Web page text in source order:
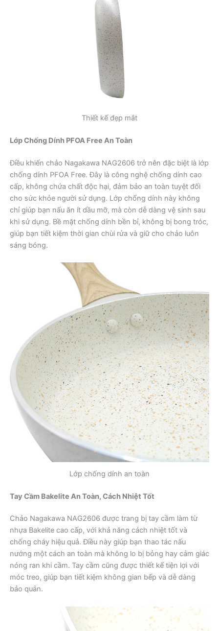
Thiết kế đẹp mắt
Lớp Chống Dính PFOA Free An Toàn
Điều khiến chảo Nagakawa NAG2606 trở nên đặc biệt là lớp
chống dính PFOA Free. Đây là công nghệ chống dính cao
cấp, không chứa chất độc hại, đảm bảo an toàn tuyệt đối
cho sức khỏe người sử dụng. Lớp chống dính này không
chỉ giúp bạn nấu ăn ít dầu mỡ, mà còn dễ dàng vệ sinh sau
khi sử dụng. Bề mặt chống dính bền bỉ, không bị bong tróc,
giúp bạn tiết kiệm thời gian chùi rửa và giữ cho chảo luôn
sáng bóng.
Lớp chống dính an toàn
Tay Cầm Bakelite An Toàn, Cách Nhiệt Tốt
Chảo Nagakawa NAG2606 được trang bị tay cầm làm từ
nhựa Bakelite cao cấp, với khả năng cách nhiệt tốt và
chống cháy hiệu quả. Điều này giúp bạn thao tác nấu
nướng một cách an toàn mà không lo bị bỏng hay cảm giác
nóng ran khi cầm. Tay cầm cũng được thiết kế tiện lợi với
móc treo, giúp bạn tiết kiệm không gian bếp và dễ dàng
bảo quản.